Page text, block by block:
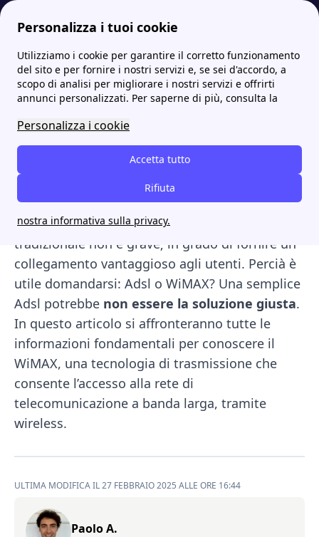
Personalizza i tuoi cookie
Utilizziamo i cookie per garantire il corretto funzionamento
del sito e per fornire i nostri servizi e, se sei d'accordo, a
scopo di analisi per migliorare i nostri servizi e offrirti
annunci personalizzati. Per saperne di più, consulta la
Personalizza i cookie
Accetta tutto
Rifiuta
nostra informativa sulla privacy.
Internet Casa Adsl: a cosa serve e quali sono le caratteristiche della linea casa WiMAX: cos’è questa tecnologia di trasmissione dati?
WiMAX: cos’è questa
tecnologia di trasmissione
dati?
In zone particolarmente svantaggiate da fattori
geografici, come ad esempio territori montuosi
oppure paesi poco abitati, una connessione
tradizionale non è grave; in grado di fornire un
collegamento vantaggioso agli utenti. Percià è
utile domandarsi: Adsl o WiMAX? Una semplice
Adsl potrebbe non essere la soluzione giusta.
In questo articolo si affronteranno tutte le
informazioni fondamentali per conoscere il
WiMAX, una tecnologia di trasmissione che
consente l’accesso alla rete di
telecomunicazione a banda larga, tramite
wireless.
ULTIMA MODIFICA IL 27 FEBBRAIO 2025 ALLE ORE 16:44
Paolo A.